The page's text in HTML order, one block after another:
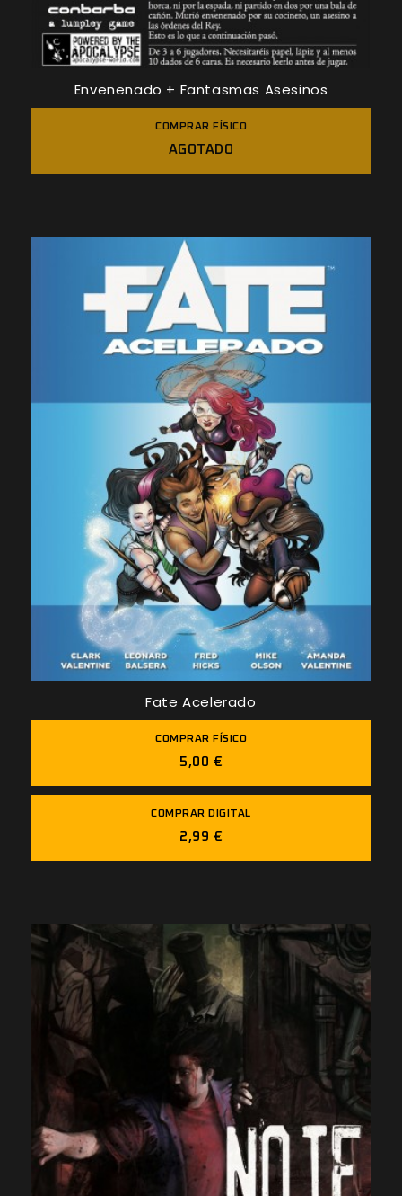
Envenenado + Fantasmas Asesinos
COMPRAR FÍSICO
AGOTADO
Fate Acelerado
COMPRAR FÍSICO
5,00 €
COMPRAR DIGITAL
2,99 €